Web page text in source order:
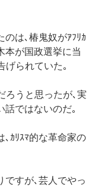
は､椿鬼奴がｱﾌﾘｶ
本が国政選挙に当
げられていた｡
ろうと思ったが､実
話ではないのだ｡
､ｶﾘｽﾏ的な革命家の
ですが､芸人でやっ